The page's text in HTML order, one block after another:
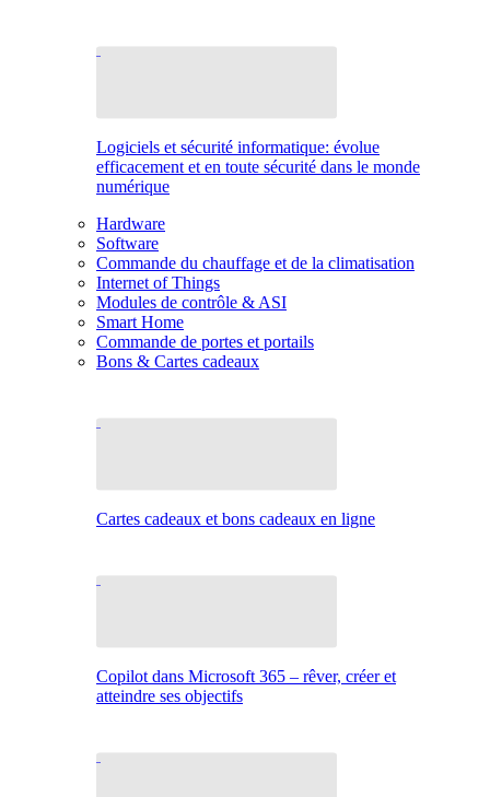
Logiciels et sécurité informatique: évolue
efficacement et en toute sécurité dans le monde
numérique
Hardware
Software
Commande du chauffage et de la climatisation
Internet of Things
Modules de contrôle & ASI
Smart Home
Commande de portes et portails
Bons & Cartes cadeaux
Cartes cadeaux et bons cadeaux en ligne
Copilot dans Microsoft 365 – rêver, créer et
atteindre ses objectifs